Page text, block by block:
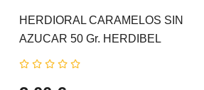
HERDIORAL CARAMELOS SIN
AZUCAR 50 Gr. HERDIBEL